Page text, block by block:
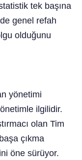
tek başına
genel refah
olduğunu
yönetimi
ilgilidir.
olan Tim
çıkma
öne sürüyor.